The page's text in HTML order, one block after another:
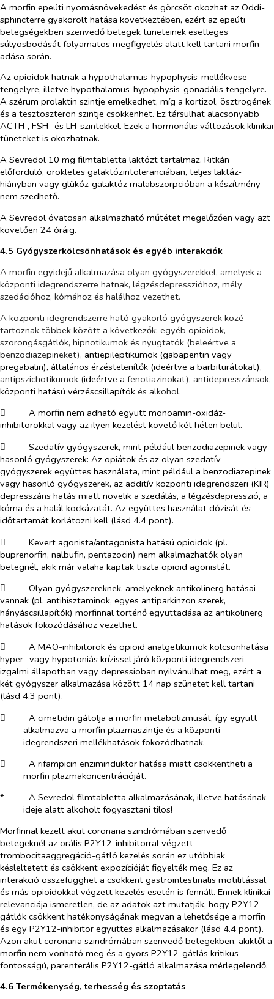
A morfin epeúti nyomásnövekedést és görcsöt okozhat az Oddi-
sphincterre gyakorolt hatása következtében, ezért az epeúti
betegségekben szenvedő betegek tüneteinek esetleges
súlyosbodását folyamatos megfigyelés alatt kell tartani morfin
adása során.
Az opioidok hatnak a hypothalamus-hypophysis-mellékvese
tengelyre, illetve hypothalamus-hypophysis-gonadális tengelyre.
A szérum prolaktin szintje emelkedhet, míg a kortizol, ösztrogének
és a tesztoszteron szintje csökkenhet. Ez társulhat alacsonyabb
ACTH-, FSH- és LH-szintekkel. Ezek a hormonális változások klinikai
tüneteket is okozhatnak.
A Sevredol 10 mg filmtabletta laktózt tartalmaz. Ritkán
előforduló, örökletes galaktózintoleranciában, teljes laktáz-
hiányban vagy glükóz-galaktóz malabszorpcióban a készítmény
nem szedhető.
A Sevredol óvatosan alkalmazható műtétet megelőzően vagy azt
követően 24 óráig.
4.5 Gyógyszerkölcsönhatások és egyéb interakciók
A morfin egyidejű alkalmazása olyan gyógyszerekkel, amelyek a
központi idegrendszerre hatnak, légzésdepresszióhoz, mély
szedációhoz, kómához és halálhoz vezethet.
A központi idegrendszerre ható gyakorló gyógyszerek közé
tartoznak többek között a következők: egyéb opioidok,
szorongásgátlók, hipnotikumok és nyugtatók (beleértve a
benzodiazepineket), antiepileptikumok (gabapentin vagy
pregabalin), általános érzéstelenítők (ideértve a barbiturátokat),
antipszichotikumok (ideértve a fenotiazinokat), antidepresszánsok,
központi hatású vérzéscsillapítók és alkohol.
​
A morfin nem adható együtt monoamin-oxidáz-
inhibitorokkal vagy az ilyen kezelést követő két héten belül.
​
Szedatív gyógyszerek, mint például benzodiazepinek vagy
hasonló gyógyszerek: Az opiátok és az olyan szedatív
gyógyszerek együttes használata, mint például a benzodiazepinek
vagy hasonló gyógyszerek, az additív központi idegrendszeri (KIR)
depresszáns hatás miatt növelik a szedálás, a légzésdepresszió, a
kóma és a halál kockázatát. Az együttes használat dózisát és
időtartamát korlátozni kell (lásd 4.4 pont).
​
Kevert agonista/antagonista hatású opioidok (pl.
buprenorfin, nalbufin, pentazocin) nem alkalmazhatók olyan
betegnél, akik már valaha kaptak tiszta opioid agonistát.
​
Olyan gyógyszereknek, amelyeknek antikolinerg hatásai
vannak (pl. antihisztaminok, egyes antiparkinzon szerek,
hányáscsillapítók) morfinnal történő együttadása az antikolinerg
hatások fokozódásához vezethet.
​
A MAO-inhibitorok és opioid analgetikumok kölcsönhatása
hyper- vagy hypotoniás krízissel járó központi idegrendszeri
izgalmi állapotban vagy depressioban nyilvánulhat meg, ezért a
két gyógyszer alkalmazása között 14 nap szünetet kell tartani
(lásd 4.3 pont).
​
A cimetidin gátolja a morfin metabolizmusát, így együtt
alkalmazva a morfin plazmaszintje és a központi
idegrendszeri mellékhatások fokozódhatnak.
​
A rifampicin enziminduktor hatása miatt csökkentheti a
morfin plazmakoncentrációját.
*​
A Sevredol filmtabletta alkalmazásának, illetve hatásának
ideje alatt alkoholt fogyasztani tilos!
Morfinnal kezelt akut coronaria szindrómában szenvedő
betegeknél az orális P2Y12-inhibitorral végzett
trombocitaaggregáció-gátló kezelés során ez utóbbiak
késleltetett és csökkent expozícióját figyelték meg. Ez az
interakció összefügghet a csökkent gastrointestinalis motilitással,
és más opioidokkal végzett kezelés esetén is fennáll. Ennek klinikai
relevanciája ismeretlen, de az adatok azt mutatják, hogy P2Y12-
gátlók csökkent hatékonyságának megvan a lehetősége a morfin
és egy P2Y12-inhibitor együttes alkalmazásakor (lásd 4.4 pont).
Azon akut coronaria szindrómában szenvedő betegekben, akiktől a
morfin nem vonható meg és a gyors P2Y12-gátlás kritikus
fontosságú, parenterális P2Y12-gátló alkalmazása mérlegelendő.
4.6 Termékenység, terhesség és szoptatás